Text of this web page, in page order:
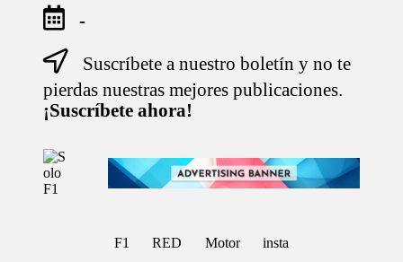
-
Suscríbete a nuestro boletín y no te
pierdas nuestras mejores publicaciones.
¡Suscríbete ahora!
S
o
l
Para
Amantes
de
F1 RED Motor insta